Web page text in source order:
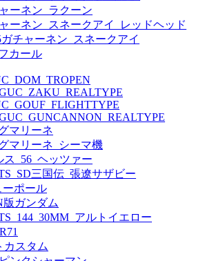
ーネン_ラクーン
ーネン_スネークアイ_レッドヘッド
チャーネン_スネークアイ
カール
マリーネ
マリーネ_シーマ機
_56_ヘッツァー
三国伝_張遼サザビー
ーポール
版ガンダム
アルトイエロー
カスタム